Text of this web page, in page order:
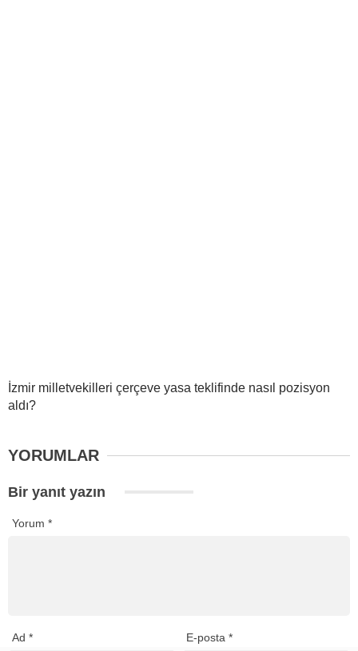
İzmir milletvekilleri çerçeve yasa teklifinde nasıl pozisyon
aldı?
YORUMLAR
Bir yanıt yazın
Yorum *
Ad * E-posta*